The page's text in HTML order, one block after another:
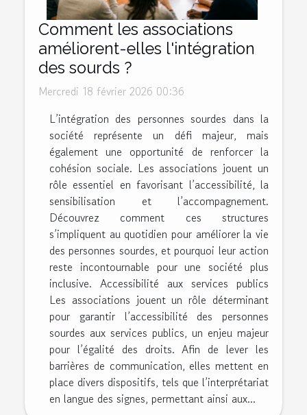
Comment les associations
améliorent-elles l'intégration
des sourds ?
Mercredi 18 février 2026 00:36
L’intégration des personnes sourdes dans la
société représente un défi majeur, mais
également une opportunité de renforcer la
cohésion sociale. Les associations jouent un
rôle essentiel en favorisant l’accessibilité, la
sensibilisation et l’accompagnement.
Découvrez comment ces structures
s’impliquent au quotidien pour améliorer la vie
des personnes sourdes, et pourquoi leur action
reste incontournable pour une société plus
inclusive. Accessibilité aux services publics
Les associations jouent un rôle déterminant
pour garantir l’accessibilité des personnes
sourdes aux services publics, un enjeu majeur
pour l’égalité des droits. Afin de lever les
barrières de communication, elles mettent en
place divers dispositifs, tels que l’interprétariat
en langue des signes, permettant ainsi aux...